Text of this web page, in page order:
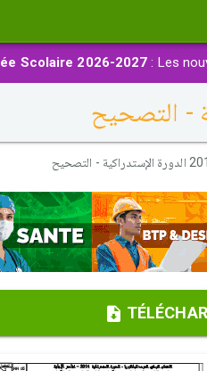
Scolaire 2026-2027 : Les